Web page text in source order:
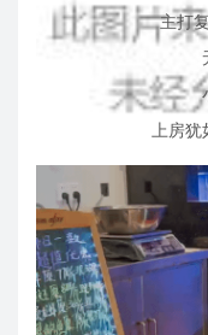
主打
上房犹